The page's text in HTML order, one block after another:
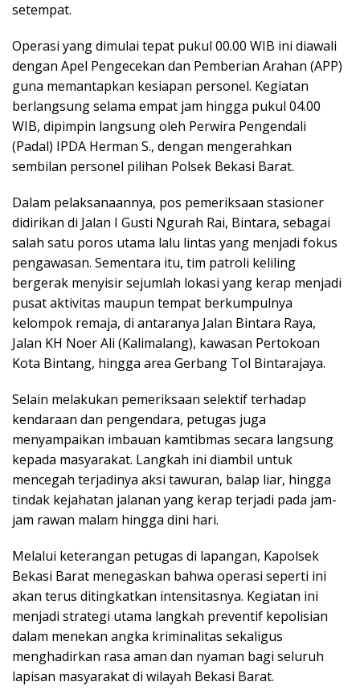
setempat.
Operasi yang dimulai tepat pukul 00.00 WIB ini diawali
dengan Apel Pengecekan dan Pemberian Arahan (APP)
guna memantapkan kesiapan personel. Kegiatan
berlangsung selama empat jam hingga pukul 04.00
WIB, dipimpin langsung oleh Perwira Pengendali
(Padal) IPDA Herman S., dengan mengerahkan
sembilan personel pilihan Polsek Bekasi Barat.
Dalam pelaksanaannya, pos pemeriksaan stasioner
didirikan di Jalan I Gusti Ngurah Rai, Bintara, sebagai
salah satu poros utama lalu lintas yang menjadi fokus
pengawasan. Sementara itu, tim patroli keliling
bergerak menyisir sejumlah lokasi yang kerap menjadi
pusat aktivitas maupun tempat berkumpulnya
kelompok remaja, di antaranya Jalan Bintara Raya,
Jalan KH Noer Ali (Kalimalang), kawasan Pertokoan
Kota Bintang, hingga area Gerbang Tol Bintarajaya.
Selain melakukan pemeriksaan selektif terhadap
kendaraan dan pengendara, petugas juga
menyampaikan imbauan kamtibmas secara langsung
kepada masyarakat. Langkah ini diambil untuk
mencegah terjadinya aksi tawuran, balap liar, hingga
tindak kejahatan jalanan yang kerap terjadi pada jam-
jam rawan malam hingga dini hari.
Melalui keterangan petugas di lapangan, Kapolsek
Bekasi Barat menegaskan bahwa operasi seperti ini
akan terus ditingkatkan intensitasnya. Kegiatan ini
menjadi strategi utama langkah preventif kepolisian
dalam menekan angka kriminalitas sekaligus
menghadirkan rasa aman dan nyaman bagi seluruh
lapisan masyarakat di wilayah Bekasi Barat.